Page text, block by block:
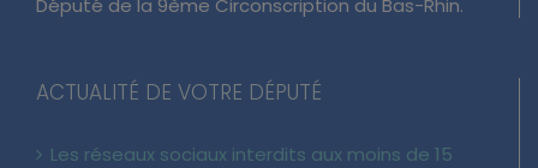
Député de la 9ème Circonscription du Bas-Rhin.
ACTUALITÉ DE VOTRE DÉPUTÉ
Les réseaux sociaux interdits aux moins de 15